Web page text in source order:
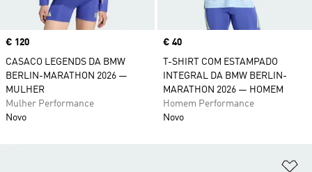
Price
€ 120
CASACO LEGENDS DA BMW
BERLIN-MARATHON 2026 —
MULHER
Mulher Performance
Novo
Price
€ 40
T-SHIRT COM ESTAMPADO
INTEGRAL DA BMW BERLIN-
MARATHON 2026 — HOMEM
Homem Performance
Novo